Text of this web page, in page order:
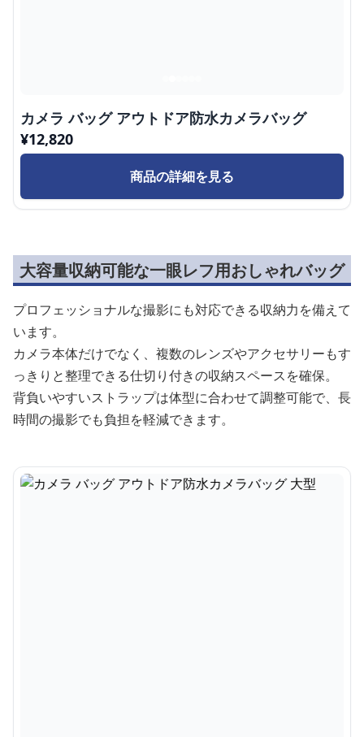
カメラ バッグ アウトドア防水カメラバッグ
¥12,820
商品の詳細を見る
大容量収納可能な一眼レフ用おしゃれバッグ
プロフェッショナルな撮影にも対応できる収納力を備えて
います。
カメラ本体だけでなく、複数のレンズやアクセサリーもす
っきりと整理できる仕切り付きの収納スペースを確保。
背負いやすいストラップは体型に合わせて調整可能で、長
時間の撮影でも負担を軽減できます。